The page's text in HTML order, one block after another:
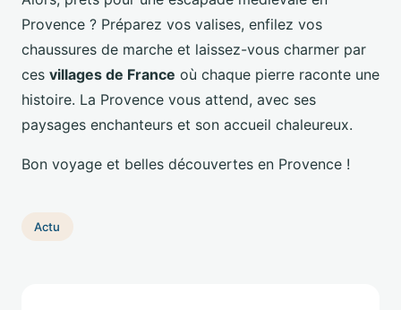
Provence ? Préparez vos valises, enfilez vos
chaussures de marche et laissez-vous charmer par
ces villages de France où chaque pierre raconte une
histoire. La Provence vous attend, avec ses
paysages enchanteurs et son accueil chaleureux.
Bon voyage et belles découvertes en Provence !
Actu